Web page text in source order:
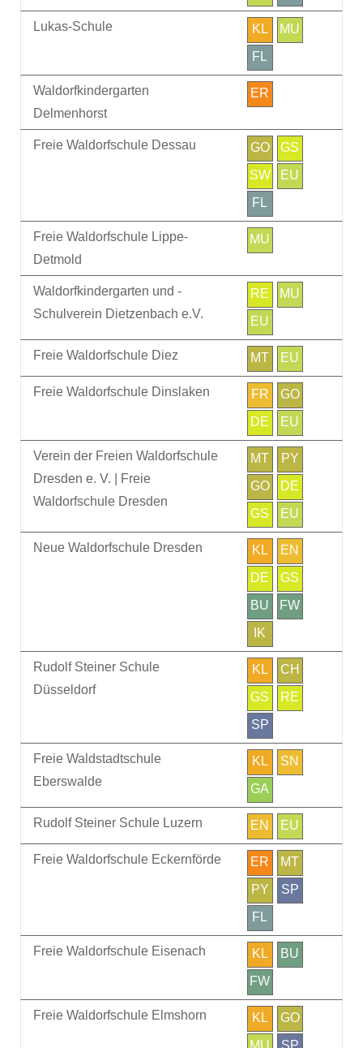
Lukas-Schule KL
MU
FL
Waldorfkindergarten
Delmenhorst
ER
Freie Waldorfschule Dessau GO
GS
SW
EU
FL
Freie Waldorfschule Lippe-
Detmold
MU
Waldorfkindergarten und -
Schulverein Dietzenbach e.V.
RE
MU
EU
Freie Waldorfschule Diez MT EU
Freie Waldorfschule Dinslaken FR
GO
DE
EU
Verein der Freien Waldorfschule
Dresden e. V. | Freie
Waldorfschule Dresden
MT
PY
GO
DE
GS
EU
Neue Waldorfschule Dresden KL
EN
DE
GS
BU
FW
IK
Rudolf Steiner Schule
Düsseldorf
KL
CH
GS
RE
SP
Freie Waldstadtschule
Eberswalde
KL
SN
GA
Rudolf Steiner Schule Luzern EN EU
Freie Waldorfschule Eckernförde ER
MT
PY
SP
FL
Freie Waldorfschule Eisenach KL
BU
FW
Freie Waldorfschule Elmshorn KL
GO
MU
SP